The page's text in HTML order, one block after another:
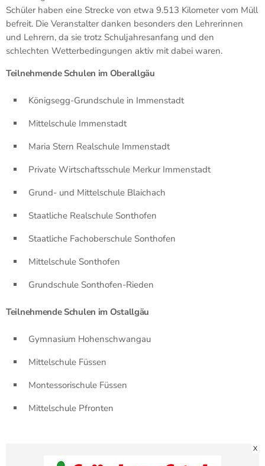
Schüler haben eine Strecke von etwa 9.513 Kilometer vom Müll
befreit. Die Veranstalter danken besonders den Lehrerinnen
und Lehrern, da sie trotz Schuljahresanfang und den
schlechten Wetterbedingungen aktiv mit dabei waren.
Teilnehmende Schulen im Oberallgäu
Königsegg-Grundschule in Immenstadt
Mittelschule Immenstadt
Maria Stern Realschule Immenstadt
Private Wirtschaftsschule Merkur Immenstadt
Grund- und Mittelschule Blaichach
Staatliche Realschule Sonthofen
Staatliche Fachoberschule Sonthofen
Mittelschule Sonthofen
Grundschule Sonthofen-Rieden
Teilnehmende Schulen im Ostallgäu
Gymnasium Hohenschwangau
Mittelschule Füssen
Montessorischule Füssen
Mittelschule Pfronten
X